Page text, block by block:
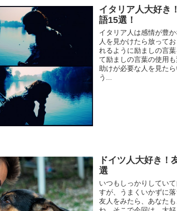
イタリア人大好き
語15選！
イタリア人は感情が豊
人を見かけたら放って
れるように励ましの言
て励ましの言葉の使用
助けが必要な人を見た
う...
ドイツ人大好き！
選
いつもしっかりしてい
すが、うまくいかずに
友人をみたら、あなた